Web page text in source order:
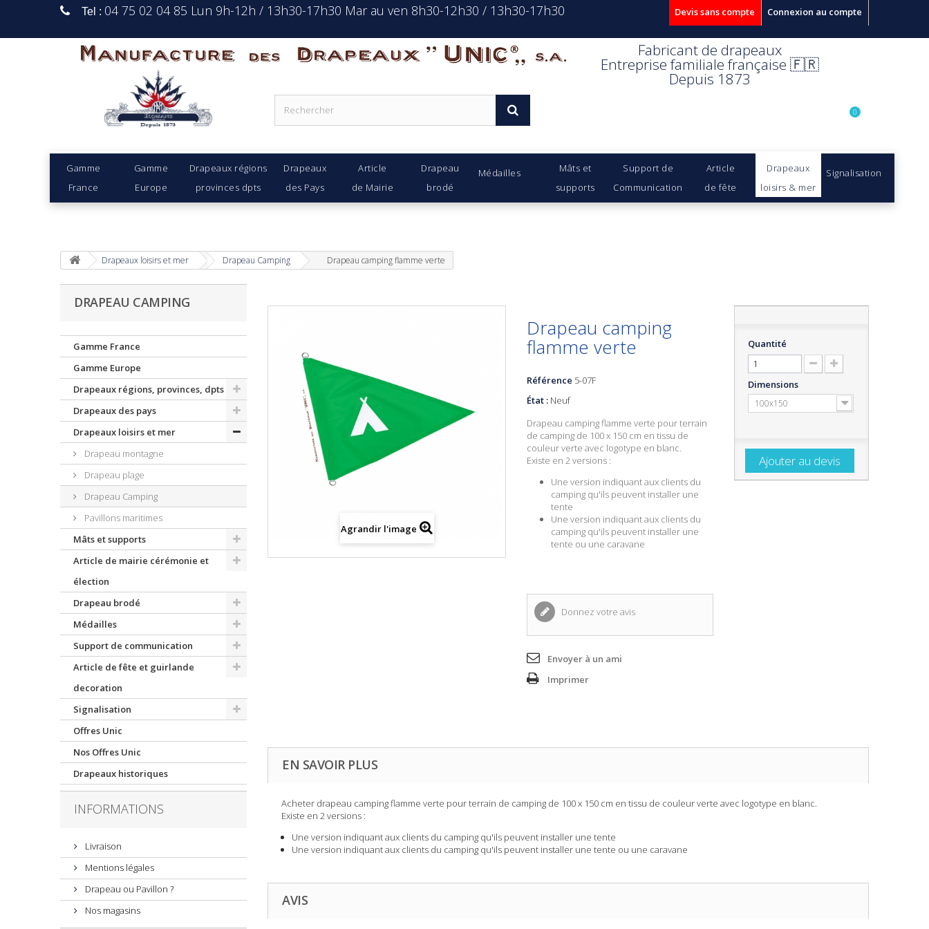
Connexion au compte
Tel : 04 75 02 04 85 Lun 9h-12h / 13h30-17h30 Mar au ven 8h30-12h30 / 13h30-17h30 Devis sans compte
Manufacture Des Drapeaux Unic s.a. Fabricant de drapeaux
Entreprise familiale française 🇫🇷
Depuis 1873
Gamme
France
Gamme
Europe
Drapeaux régions
provinces dpts
Drapeaux
des Pays
Article
de Mairie
Drapeau
brodé
Médailles
Mâts et
supports
Support de
Communication
Article
de fête
Drapeaux
loisirs & mer
Signalisation
0
Drapeaux loisirs et mer Drapeau Camping Drapeau camping flamme verte
DRAPEAU CAMPING
Gamme France
Gamme Europe
Drapeaux régions, provinces, dpts
Drapeaux des pays
Drapeaux loisirs et mer
Drapeau montagne
Drapeau plage
Drapeau Camping
Pavillons maritimes
Mâts et supports
Article de mairie cérémonie et
élection
Drapeau brodé
Médailles
Support de communication
Article de fête et guirlande
decoration
Signalisation
Offres Unic
Nos Offres Unic
Drapeaux historiques
INFORMATIONS
Livraison
Mentions légales
Drapeau ou Pavillon ?
Nos magasins
Agrandir l'image
Drapeau camping
flamme verte
Référence 5-07F
État : Neuf
Drapeau campingflamme verte pour terrain
de camping de 100 x 150 cm en tissu de
couleur verte avec logotype en blanc.
Existe en 2 versions :
Une version indiquant aux clients du
camping qu'ils peuvent installer une
tente
Une version indiquant aux clients du
camping qu'ils peuvent installer une
tente ou une caravane
Donnez votre avis
Envoyer à un ami
Imprimer
Quantité
Dimensions
100x150
Ajouter au devis
EN SAVOIR PLUS
Acheter drapeau campingflamme verte pour terrain de camping de 100 x 150 cm en tissu de couleur verte avec logotype en blanc.
Existe en 2 versions :
Une version indiquant aux clients du camping qu'ils peuvent installer une tente
Une version indiquant aux clients du camping qu'ils peuvent installer une tente ou une caravane
AVIS